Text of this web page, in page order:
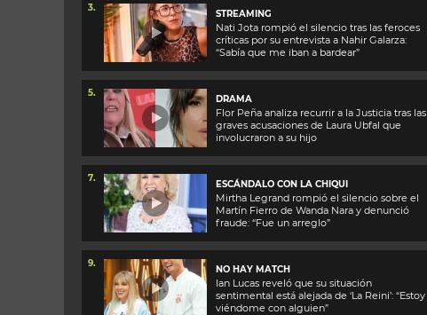
3.
STREAMING
Nati Jota rompió el silencio tras las feroces
críticas por su entrevista a Nahir Galarza:
“Sabía que me iban a bardear”
5.
DRAMA
Flor Peña analiza recurrir a la Justicia tras las
graves acusaciones de Laura Ubfal que
involucraron a su hijo
7.
ESCÁNDALO CON LA CHIQUI
Mirtha Legrand rompió el silencio sobre el
Martín Fierro de Wanda Nara y denunció
fraude: “Fue un arreglo”
9.
NO HAY MATCH
Ian Lucas reveló que su situación
sentimental está alejada de ‘La Reini’: “Estoy
viéndome con alguien”